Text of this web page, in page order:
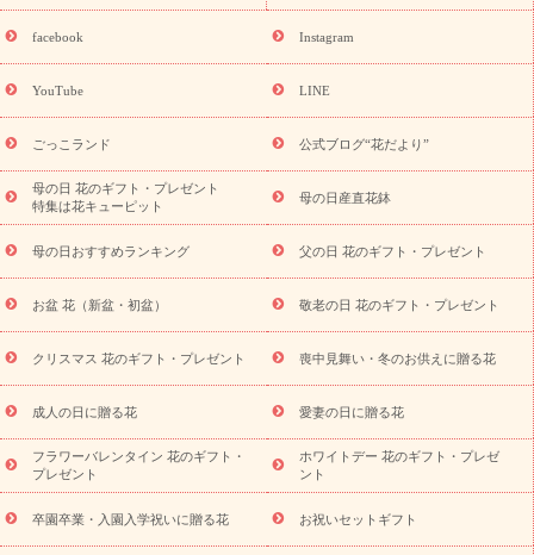
「きょう誕生日なんです」キャンペーン
誕生日フラワーギフト 誕生日フラワーギフト特集
(トルコキキョウ)
9月の誕生花(リンドウ)
ら探す
お祝いの花特集 当日配達特急便 お祝い商品一覧
念日
結婚祝い 出産祝い 退院祝い・快気祝い
寿祝い
プチギフト ペットのお祝いフラワー
供え・お悔やみ商品一覧
お供え・お悔やみの花
四十九日法要以
お供え プリザーブドフラワー
ペットのお供えフラワー
お盆（新
盆・初盆）
その他 お祝い返し お見舞い
お取り寄せギフト
ビジネス用
ご自宅用 観葉植物 ミディ胡蝶蘭
プリザーブ
ドフラワー
スタイルから探す アレンジメント 花束
スタ
ンド花
お祝い お供え・お悔やみ 胡蝶蘭 胡蝶蘭・花鉢
ディ胡蝶蘭・お祝い
ミディ胡蝶蘭・お供え
世界初の青色胡蝶蘭
観葉植物
観葉植物 産直多肉植物
プリザーブドフラワー
お祝い
お供え・お悔やみ 花とセットギフト
セミオーダー
プチギフト（hanamore -ハナモア-）
花とみどりのeギフト
キューピットのeGfit
カラー ピンク イエローオレンジ
レッ
facebook Instagram
YouTube LINE
ごっこランド 公式ブログ“花だより”
母の日 花のギフト・プレゼント
特集は花キューピット
母の日産直花鉢
母の日おすすめランキング 父の日 花のギフト・プレゼント
お盆 花（新盆・初盆） 敬老の日 花のギフト・プレゼント
クリスマス 花のギフト・プレゼント 喪中見舞い・冬のお供えに贈る花
成人の日に贈る花 愛妻の日に贈る花
フラワーバレンタイン 花のギフト・
プレゼント
ホワイトデー 花のギフト・プレゼ
ント
卒園卒業・入園入学祝いに贈る花 お祝いセットギフト